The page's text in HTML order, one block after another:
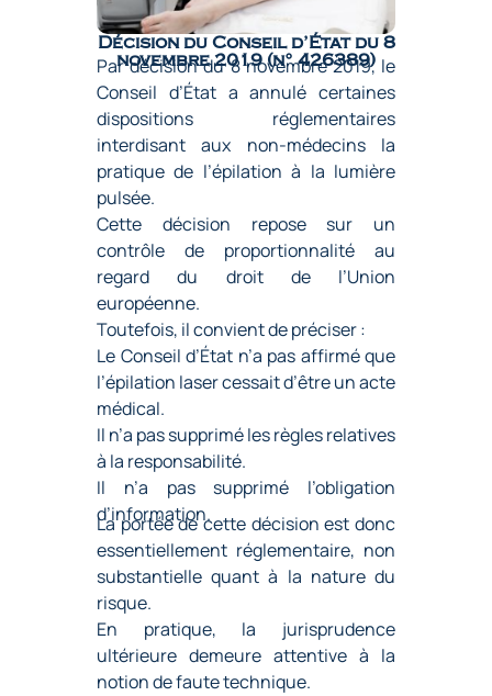
Décision du Conseil d’État du 8
novembre 2019 (n° 426389)
Par décision du 8 novembre 2019, le
Conseil d’État a annulé certaines
dispositions réglementaires
interdisant aux non-médecins la
pratique de l’épilation à la lumière
pulsée.
Cette décision repose sur un
contrôle de proportionnalité au
regard du droit de l’Union
européenne.
Toutefois, il convient de préciser :
Le Conseil d’État n’a pas affirmé que
l’épilation laser cessait d’être un acte
médical.
Il n’a pas supprimé les règles relatives
à la responsabilité.
Il n’a pas supprimé l’obligation
d’information.
La portée de cette décision est donc
essentiellement réglementaire, non
substantielle quant à la nature du
risque.
En pratique, la jurisprudence
ultérieure demeure attentive à la
notion de faute technique.